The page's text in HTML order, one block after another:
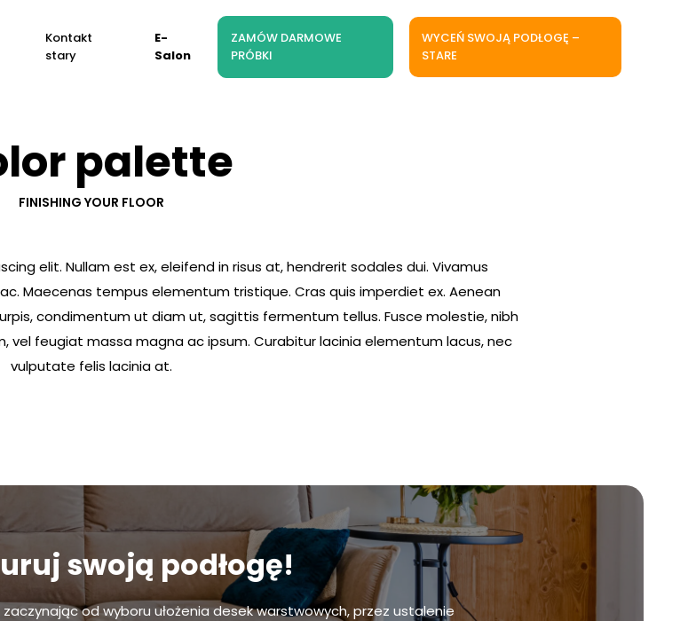
Kontakt
stary
E-
Salon
ZAMÓW DARMOWE
PRÓBKI
WYCEŃ SWOJĄ PODŁOGĘ –
STARE
palette
FINISHING YOUR FLOOR
elit. Nullam est ex, eleifend in risus at, hendrerit sodales dui. Vivamus
Maecenas tempus elementum tristique. Cras quis imperdiet ex. Aenean
condimentum ut diam ut, sagittis fermentum tellus. Fusce molestie, nibh
feugiat massa magna ac ipsum. Curabitur lacinia elementum lacus, nec
vulputate felis lacinia at.
swoją podłogę!
od wyboru ułożenia desek warstwowych, przez ustalenie